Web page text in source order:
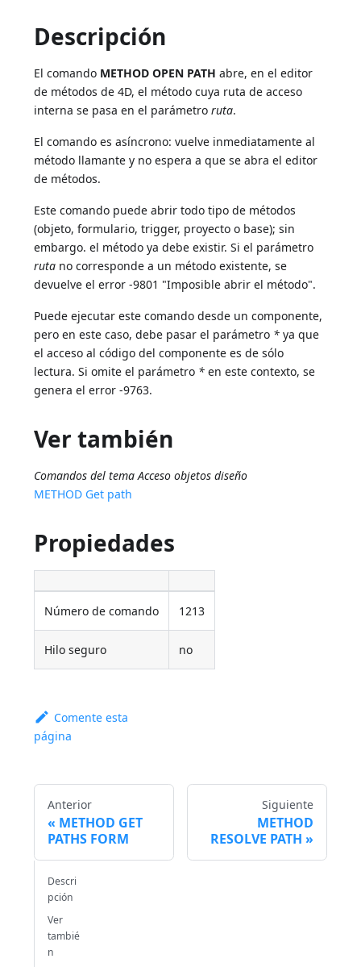
Descripción
El comando METHOD OPEN PATH abre, en el editor
de métodos de 4D, el método cuya ruta de acceso
interna se pasa en el parámetroruta.
El comando es asíncrono: vuelve inmediatamente al
método llamante y no espera a que se abra el editor
de métodos.
Este comando puede abrir todo tipo de métodos
(objeto, formulario, trigger, proyecto o base); sin
embargo. el método ya debe existir. Si el parámetro
ruta no corresponde a un método existente, se
devuelve el error -9801 "Imposible abrir el método".
Puede ejecutar este comando desde un componente,
pero en este caso, debe pasar el parámetro * ya que
el acceso al código del componente es de sólo
lectura. Si omite el parámetro * en este contexto, se
genera el error -9763.
Ver también
Comandos del tema Acceso objetos diseño
METHOD Get path
Propiedades
Número de comando 1213
Hilo seguro no
Comente esta
página
Anterior
METHOD GET
PATHS FORM
Siguiente
METHOD
RESOLVE PATH
Descri
pción
Ver
tambié
n